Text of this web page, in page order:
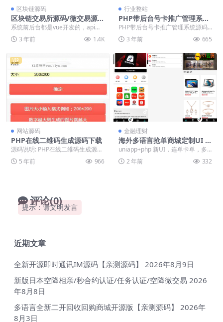
区块链源码
区块链交易所源码/微交易源
码/六国微盘源码/支持 虚拟
币-外汇/期货/股指/债劵/贵金
系统前后台都是vue开发的，api端
是php的，K线对接付费的阿里云 前
端语言︰...
3 年前 1.4K
行业整站
PHP带后台号卡推广管理系统
源码下载【亲测源码】
PHP带后台号卡推广管理系统源码
下载 这款源码虽然小，但是服务人
群还是非常精准的...
3 年前 665
VIP
网站源码
PHP在线二维码生成源码下载
源码说明: PHP在线二维码生成源码
本源码非第三方接口，属于phpqrc
ode...5 年前 966
金融理财
海外多语言抢单商城定制UI ti
ktok多语言海外刷单/抢单系
统/订单自动匹配系统/连单卡
单
uniapp+php 新UI，连单卡单，多
语言配置
2 年前 332
评论(0)
提示：请文明发言
近期文章
全新开源即时通讯IM源码【亲测源码】
2026年8月9日
新版日本空降相亲/秒合约认证/任务认证/空降微交易 2026
年8月8日
多语言全新二开回收回购商城开源版【亲测源码】
2026年
8月3日